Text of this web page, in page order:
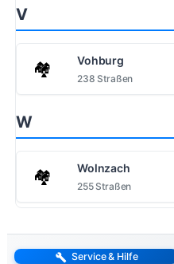
V
🏘️ Vohburg
238 Straßen
W
🏘️ Wolnzach
255 Straßen
Service & Hilfe